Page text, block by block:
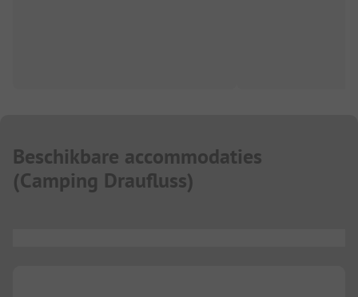
Beschikbare accommodaties
(Camping Draufluss)